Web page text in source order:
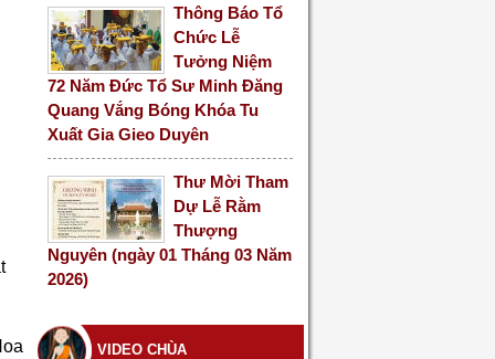
Thông Báo Tổ
Chức Lễ
Tưởng Niệm
72 Năm Đức Tổ Sư Minh Đăng
Quang Vắng Bóng Khóa Tu
Xuất Gia Gieo Duyên
Thư Mời Tham
Dự Lễ Rằm
Thượng
Nguyên (ngày 01 Tháng 03 Năm
2026)
VIDEO CHÙA